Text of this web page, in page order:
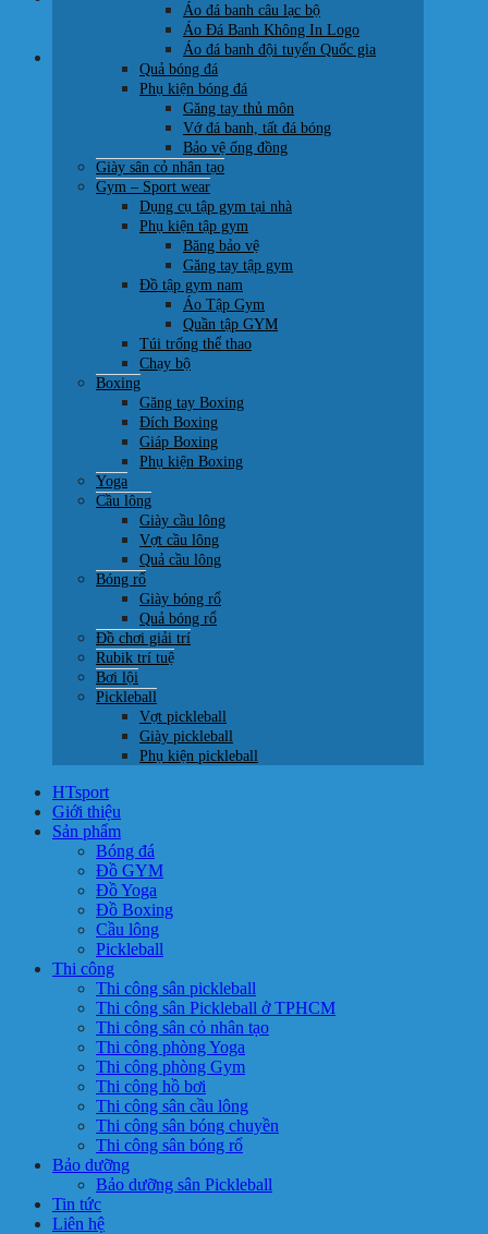
0707 22 77 93
Chưa có sản phẩm trong giỏ hàng.
Quay trở lại cửa hàng
Áo đá banh câu lạc bộ
Áo Đá Banh Không In Logo
Áo đá banh đội tuyển Quốc gia
Quả bóng đá
Phụ kiện bóng đá
Găng tay thủ môn
Vớ đá banh, tất đá bóng
Bảo vệ ống đồng
Giày sân cỏ nhân tạo
Gym – Sport wear
Dụng cụ tập gym tại nhà
Phụ kiện tập gym
Băng bảo vệ
Găng tay tập gym
Đồ tập gym nam
Áo Tập Gym
Quần tập GYM
Túi trống thể thao
Chạy bộ
Boxing
Găng tay Boxing
Đích Boxing
Giáp Boxing
Phụ kiện Boxing
Yoga
Cầu lông
Giày cầu lông
Vợt cầu lông
Quả cầu lông
Bóng rổ
Giày bóng rổ
Quả bóng rổ
Đồ chơi giải trí
Rubik trí tuệ
Bơi lội
Pickleball
Vợt pickleball
Giày pickleball
Phụ kiện pickleball
HTsport
Giới thiệu
Sản phẩm
Bóng đá
Đồ GYM
Đồ Yoga
Đồ Boxing
Cầu lông
Pickleball
Thi công
Thi công sân pickleball
Thi công sân Pickleball ở TPHCM
Thi công sân cỏ nhân tạo
Thi công phòng Yoga
Thi công phòng Gym
Thi công hồ bơi
Thi công sân cầu lông
Thi công sân bóng chuyền
Thi công sân bóng rổ
Bảo dưỡng
Bảo dưỡng sân Pickleball
Tin tức
Liên hệ